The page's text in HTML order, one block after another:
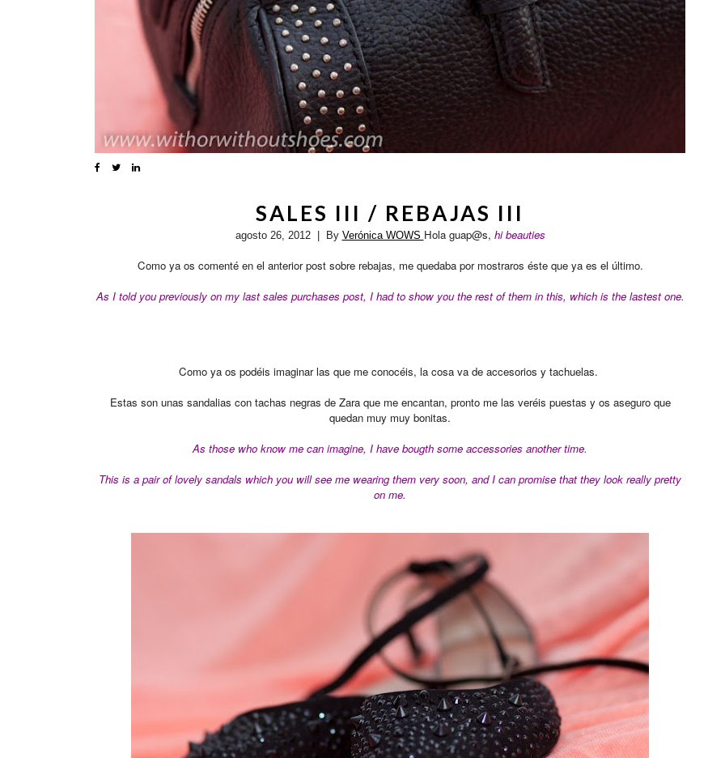
SALES III / REBAJAS III
agosto 26, 2012| By Verónica WOWS Hola guap@s, hi beauties
Como ya os comenté en el anterior post sobre rebajas, me quedaba por mostraros éste que ya es el último.
As I told you previously on my last sales purchases post, I had to show you the rest of them in this, which is the lastest one.
Como ya os podéis imaginar las que me conocéis, la cosa va de accesorios y tachuelas.
Estas son unas sandalias con tachas negras de Zara que me encantan, pronto me las veréis puestas y os aseguro que
quedan muy muy bonitas.
As those who know me can imagine, I have bougth some accessories another time.
This is a pair of lovely sandals which you will see me wearing them very soon, and I can promise that they look really pretty
on me.